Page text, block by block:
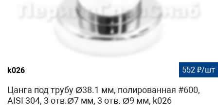
k026 552 ₽/шт
Цанга под трубу Ø38.1 мм, полированная #600,
AISI 304, 3 отв.Ø7 мм, 3 отв. Ø9 мм, k026